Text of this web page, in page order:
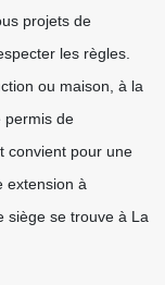
projets de
les règles.
ou maison, à la
permis de
convient pour une
extension à
siège se trouve à La